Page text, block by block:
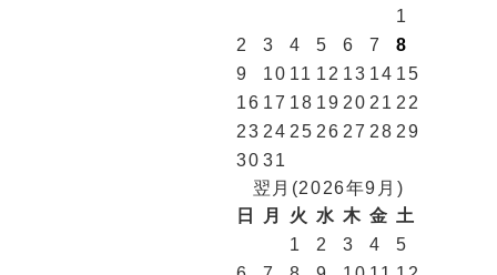
1
2
3 4 5 6 7
8
9
10 11 12 13 14 15
16 17 18 19 20 21 22
23 24 25 26 27 28 29
30 31
翌月(2026年9月)
日
月 火 水 木 金 土
1
2 3 4
5